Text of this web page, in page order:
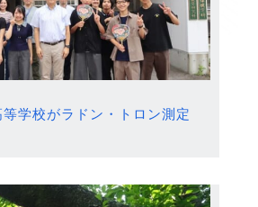
学校がラドン・トロン測定